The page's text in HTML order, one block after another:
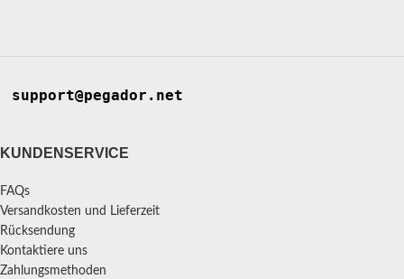
support@pegador.net
KUNDENSERVICE
FAQs
Versandkosten und Lieferzeit
Rücksendung
Kontaktiere uns
Zahlungsmethoden